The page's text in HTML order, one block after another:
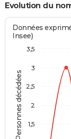
Evolution du
Personnes décédées
Données
Insee)
1,5
2
2,5
3
3,5